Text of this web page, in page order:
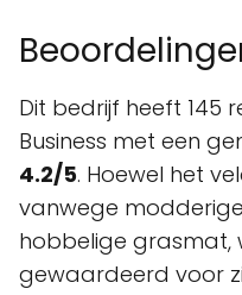
Dit bedrijf heeft 145
Business met een
4.2/5. Hoewel het
vanwege
hobbelige grasmat,
gewaardeerd voor